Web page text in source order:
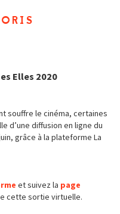
Elles 2020
souffre le cinéma, certaines
d’une diffusion en ligne du
grâce à la plateforme La
et suivez la page
cette sortie virtuelle.